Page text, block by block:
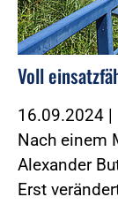
Voll
16.09.2024 |
Nach einem
Alexander
Erst